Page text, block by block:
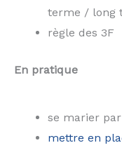
terme / long
règle des 3F
En pratique
se marier
mettre en